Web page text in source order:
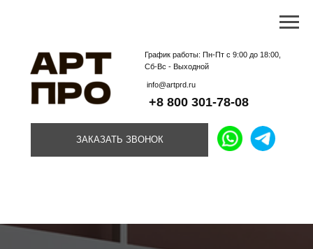
ЗАКАЗАТЬ ЗВОНОК
+8 800 301-78-08
График работы: Пн-Пт с 9:00 до 18:00,
Сб-Вс - Выходной
info@artprd.ru